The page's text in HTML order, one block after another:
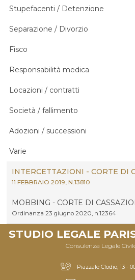
Stupefacenti / Detenzione
Separazione / Divorzio
Fisco
Responsabilità medica
Locazioni / contratti
Società / fallimento
Adozioni / successioni
Varie
INTERCETTAZIONI - CORTE DI
11 FEBBRAIO 2019, N.13810
MOBBING - CORTE DI
Ordinanza 23 giugno 2020, n.12364
STUDIO LEGALE
Consulenza Legale
Piazzale Clodio, 13 -